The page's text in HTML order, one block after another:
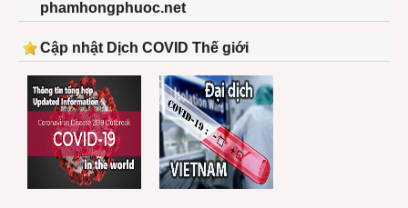
phamhongphuoc.net
Cập nhật Dịch COVID Thế giới